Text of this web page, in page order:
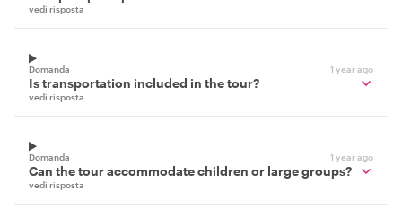
vedi risposta
Domanda 1 year ago
Is transportation included in the tour?
vedi risposta
Domanda 1 year ago
Can the tour accommodate children or large groups?
vedi risposta